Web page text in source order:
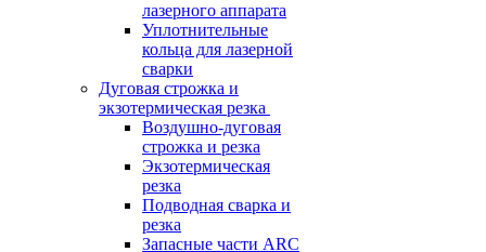
лазерного аппарата
Уплотнительные
кольца для лазерной
сварки
Дуговая строжка и
экзотермическая резка
Воздушно-дуговая
строжка и резка
Экзотермическая
резка
Подводная сварка и
резка
Запасные части ARC